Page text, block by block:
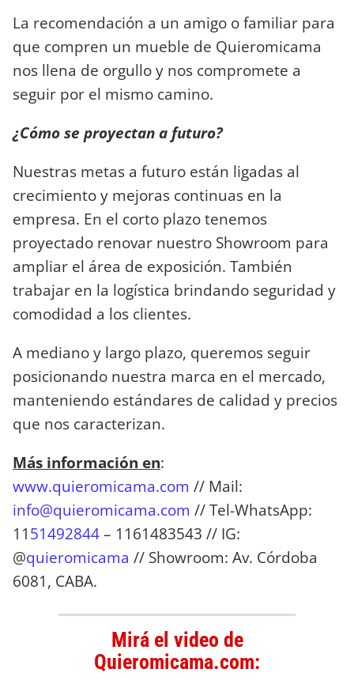
La recomendación a un amigo o familiar para
que compren un mueble de Quieromicama
nos llena de orgullo y nos compromete a
seguir por el mismo camino.
¿Cómo se proyectan a futuro?
Nuestras metas a futuro están ligadas al
crecimiento y mejoras continuas en la
empresa. En el corto plazo tenemos
proyectado renovar nuestro Showroom para
ampliar el área de exposición. También
trabajar en la logística brindando seguridad y
comodidad a los clientes.
A mediano y largo plazo, queremos seguir
posicionando nuestra marca en el mercado,
manteniendo estándares de calidad y precios
que nos caracterizan.
Más información en:
www.quieromicama.com // Mail:
info@quieromicama.com // Tel-WhatsApp:
1151492844– 1161483543 // IG:
@quieromicama // Showroom: Av. Córdoba
6081, CABA.
Mirá el video de
Quieromicama.com: